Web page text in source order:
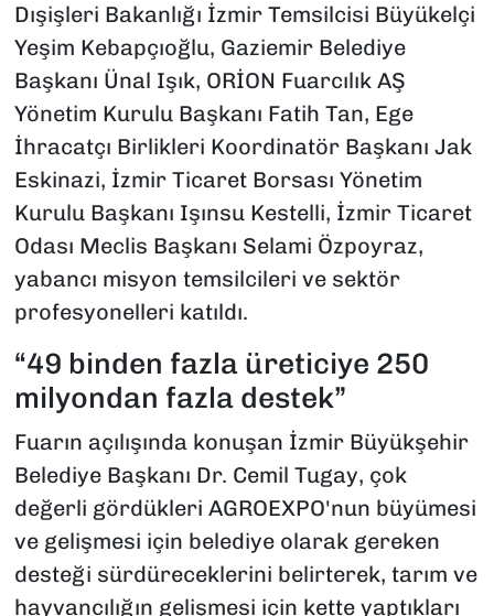
Dışişleri Bakanlığı İzmir Temsilcisi Büyükelçi
Yeşim Kebapçıoğlu, Gaziemir Belediye
Başkanı Ünal Işık, ORİON Fuarcılık AŞ
Yönetim Kurulu Başkanı Fatih Tan, Ege
İhracatçı Birlikleri Koordinatör Başkanı Jak
Eskinazi, İzmir Ticaret Borsası Yönetim
Kurulu Başkanı Işınsu Kestelli, İzmir Ticaret
Odası Meclis Başkanı Selami Özpoyraz,
yabancı misyon temsilcileri ve sektör
profesyonelleri katıldı.
“49 binden fazla üreticiye 250
milyondan fazla destek”
Fuarın açılışında konuşan İzmir Büyükşehir
Belediye Başkanı Dr. Cemil Tugay, çok
değerli gördükleri AGROEXPO'nun büyümesi
ve gelişmesi için belediye olarak gereken
desteği sürdüreceklerini belirterek, tarım ve
hayvancılığın gelişmesi için kette yaptıkları